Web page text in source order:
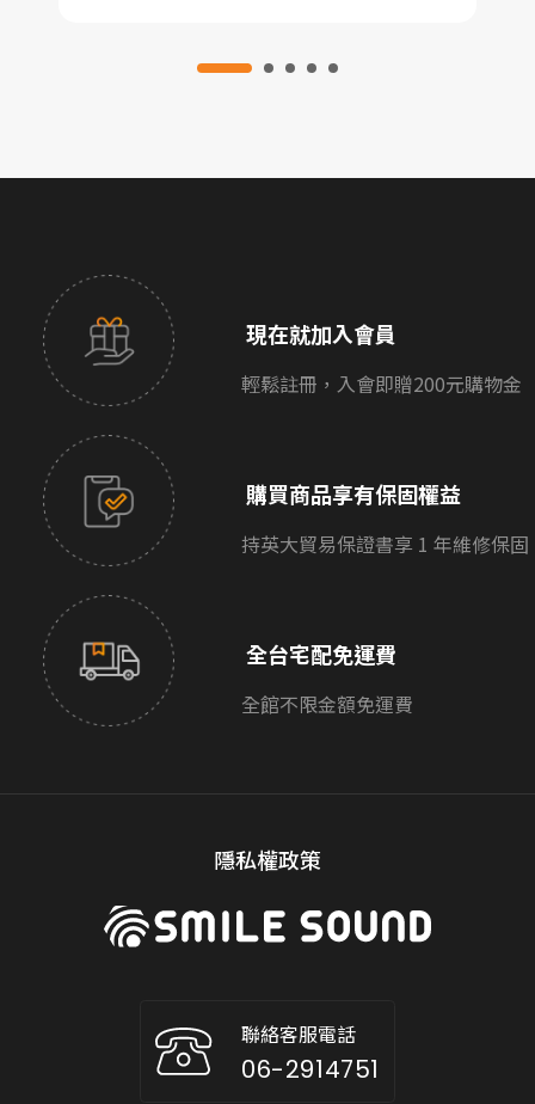
現在就加入會員
輕鬆註冊，入會即贈200元購物金
購買商品享有保固權益
持英大貿易保證書享 1 年維修保固
全台宅配免運費
全館不限金額免運費
隱私權政策
聯絡客服電話
06-2914751